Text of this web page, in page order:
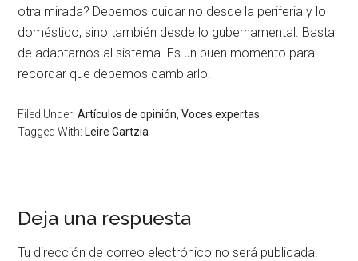
otra mirada? Debemos cuidar no desde la periferia y lo
doméstico, sino también desde lo gubernamental. Basta
de adaptarnos al sistema. Es un buen momento para
recordar que debemos cambiarlo.
Filed Under:Artículos de opinión ,Voces expertas
Tagged With: Leire Gartzia
Deja una respuesta
Tu dirección de correo electrónico no será publicada.